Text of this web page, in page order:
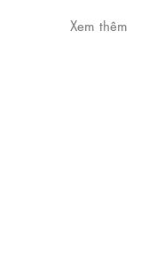
Xem thêm